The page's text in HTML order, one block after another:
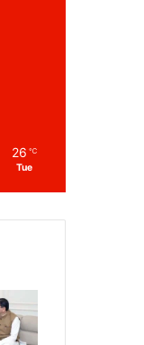
26 ℃
Tue